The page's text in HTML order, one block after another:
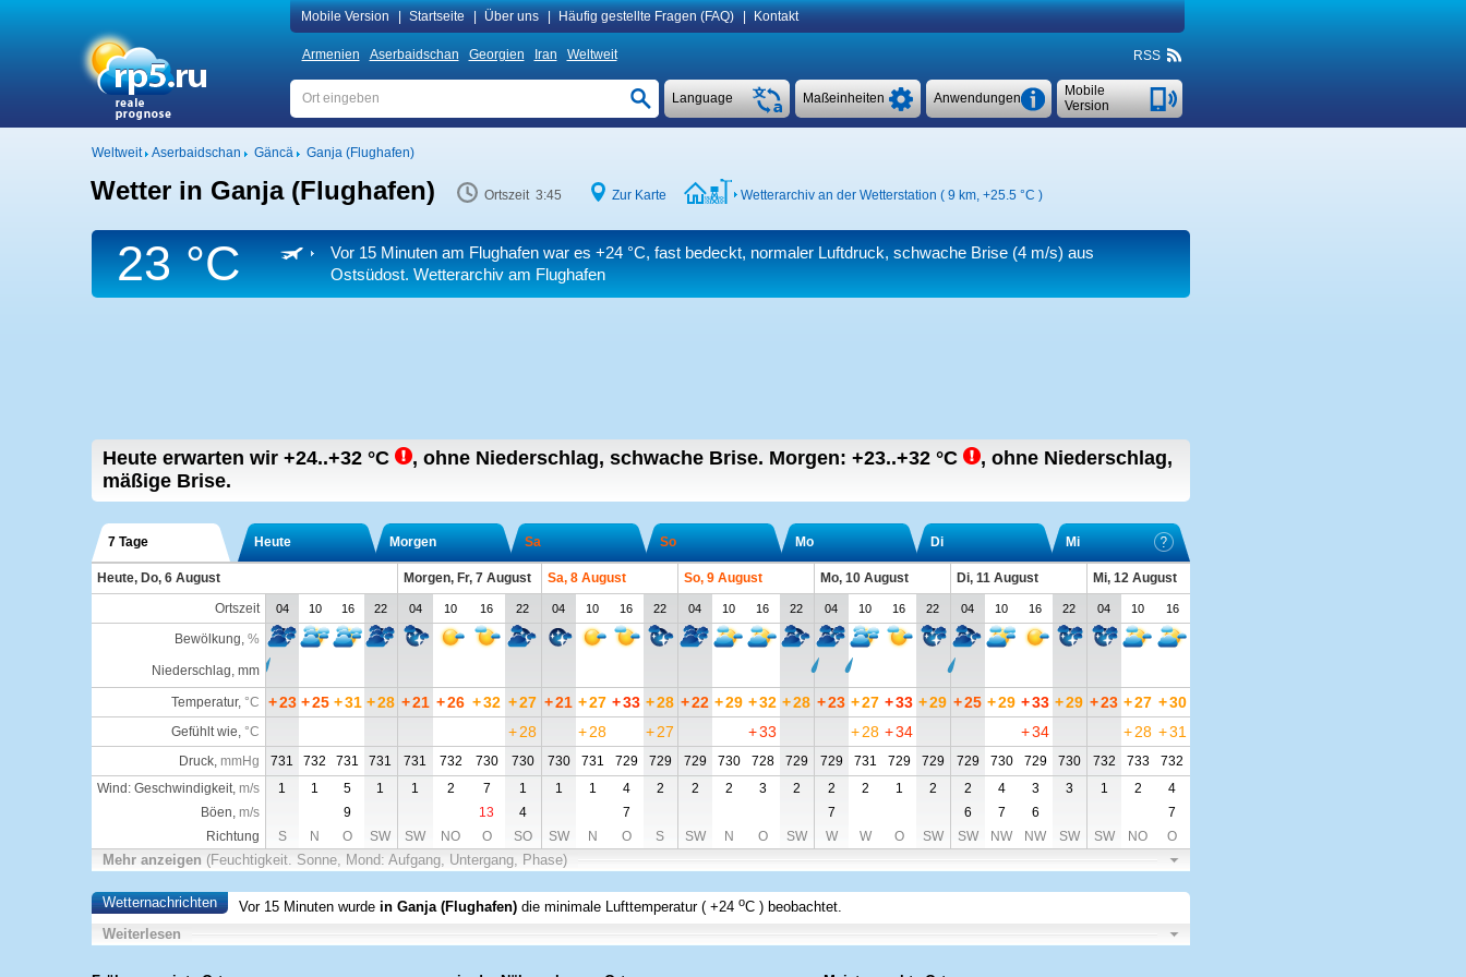
Mobile Version Startseite Über uns Häufig gestellte Fragen (FAQ) Kontakt
Armenien Aserbaidschan Georgien Iran Weltweit RSS
Mobile
Version
Anwendungen
Maßeinheiten
Language
Weltweit Aserbaidschan Gäncä Ganja (Flughafen)
Wetter in Ganja (Flughafen) Ortszeit 3:45 Zur Karte Wetterarchiv an der Wetterstation ( 9 km, +25.5 °C )
23 °C Vor 15 Minuten am Flughafen war es +24 °C, fast bedeckt, normaler Luftdruck, schwache Brise(4 m/s) aus
Ostsüdost. Wetterarchiv am Flughafen
Heute erwarten wir +24..+32 °C , ohne Niederschlag, schwache Brise. Morgen: +23..+32 °C , ohne Niederschlag,
mäßige Brise.
7 Tage Heute Morgen Sa So Mo Di Mi
Heute, Do, 6 August Morgen, Fr, 7 August Sa, 8 August So, 9 August Mo, 10 August Di, 11 August
Mi, 12 August
Ortszeit
04 10 16 22 04 10 16 22 04 10 16 22 04 10 16 22 04 10 16 22 04 10 16 22 04 10 16
Bewölkung, %
Niederschlag, mm
Temperatur, °C +23 +25 +31 +28 +21 +26 +32 +27 +21 +27 +33 +28 +22 +29 +32 +28 +23 +27 +33 +29 +25 +29 +33 +29 +23 +27 +30
Gefühlt wie, °C +28 +28 +27 +33 +28 +34 +34 +28 +31
Druck, mmHg 731 732 731 731 731 732 730 730 730 731 729 729 729 730 728 729 729 731 729 729 729 730 729 730 732 733
732
Wind: Geschwindigkeit, m/s 1 1 5 1 1 2 7 1 1 1 4 2 2 2 3 2 2 2 1 2 2 4 3 3 1 2
4
Böen, m/s 9 13 4 7 7 6 7 6
7
Richtung
S N O SW SW NO O SO SW N O S SW N O SW W W O SW SW NW NW SW SW NO O
Mehr anzeigen (Feuchtigkeit. Sonne, Mond: Aufgang, Untergang, Phase)
Wetternachrichten Vor 15 Minuten wurde in Ganja (Flughafen)die minimale Lufttemperatur (+24 oC ) beobachtet.
Weiterlesen